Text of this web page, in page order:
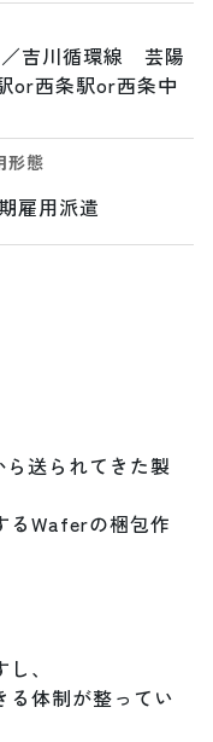
吉川循環線　芸陽
or西条駅or西条中
形態
雇用派遣
送られてきた製
るWaferの梱包作
、
る体制が整ってい